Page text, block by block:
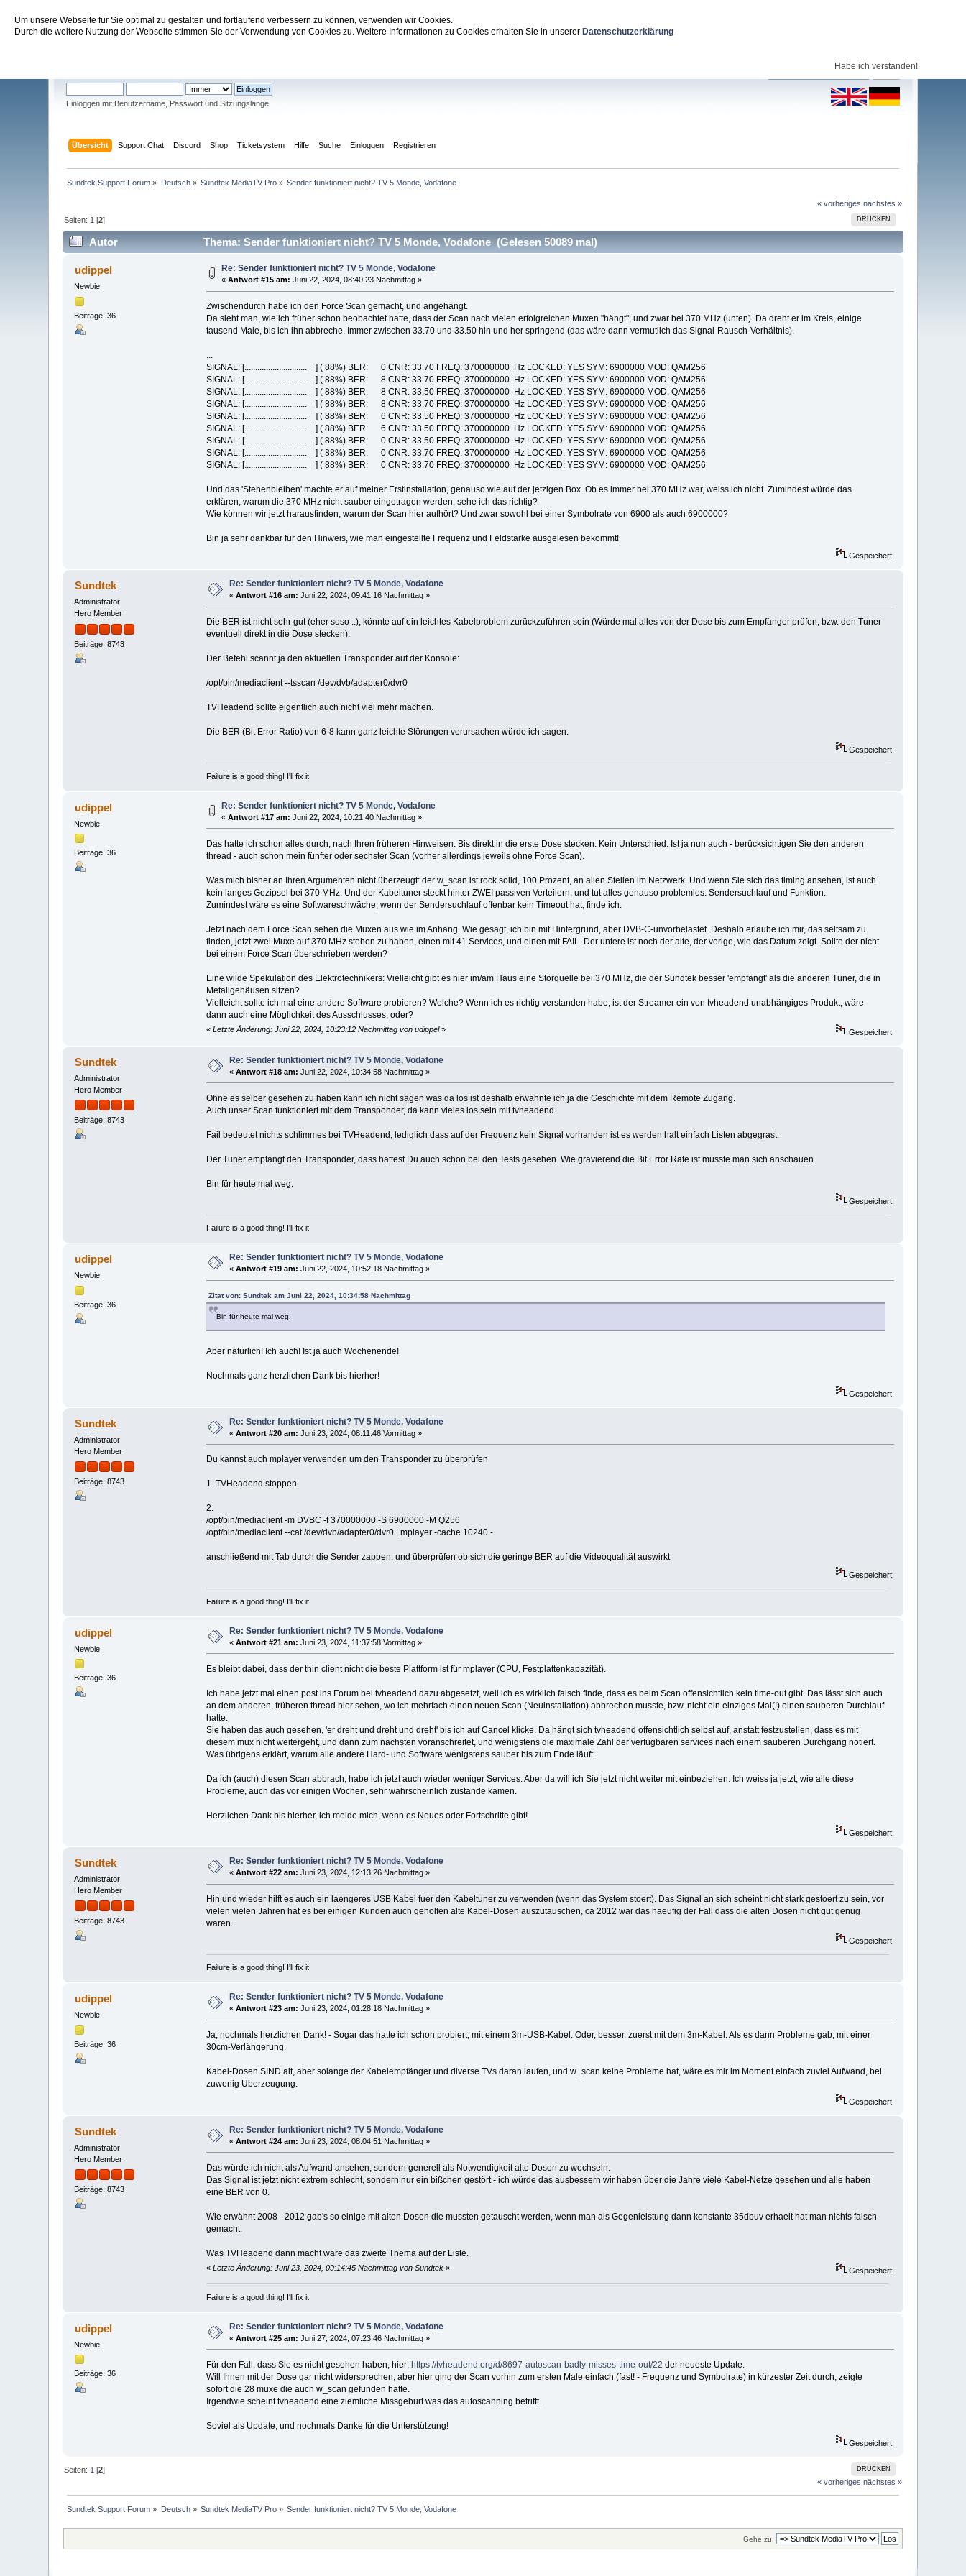
Um unsere Webseite für Sie optimal zu gestalten und fortlaufend verbessern zu können, verwenden wir Cookies.
Durch die weitere Nutzung der Webseite stimmen Sie der Verwendung von Cookies zu. Weitere Informationen zu Cookies erhalten Sie in unserer Datenschutzerklärung
Habe ich verstanden!
Sundtek Support Forum
Einloggen mit Benutzername, Passwort und Sitzungslänge
Übersicht Support Chat Discord Shop Ticketsystem Hilfe Suche Einloggen Registrieren
Sundtek Support Forum » Deutsch» Sundtek MediaTV Pro » Sender funktioniert nicht? TV 5 Monde, Vodafone
« vorheriges nächstes »
DRUCKEN
Seiten: 1 [2]
Autor Thema: Sender funktioniert nicht? TV 5 Monde, Vodafone (Gelesen 50089 mal)
udippel
Newbie
Beiträge: 36
Re: Sender funktioniert nicht? TV 5 Monde, Vodafone
«Antwort #15 am: Juni 22, 2024, 08:40:23 Nachmittag »
Zwischendurch habe ich den Force Scan gemacht, und angehängt.
Da sieht man, wie ich früher schon beobachtet hatte, dass der Scan nach vielen erfolgreichen Muxen "hängt", und zwar bei 370 MHz (unten). Da dreht er im Kreis, einige
tausend Male, bis ich ihn abbreche. Immer zwischen 33.70 und 33.50 hin und her springend (das wäre dann vermutlich das Signal-Rausch-Verhältnis).
...
SIGNAL: [............................. ] ( 88%) BER: 0 CNR: 33.70 FREQ: 370000000 Hz LOCKED: YES SYM: 6900000 MOD: QAM256
SIGNAL: [............................. ] ( 88%) BER: 8 CNR: 33.70 FREQ: 370000000 Hz LOCKED: YES SYM: 6900000 MOD: QAM256
SIGNAL: [............................. ] ( 88%) BER: 8 CNR: 33.50 FREQ: 370000000 Hz LOCKED: YES SYM: 6900000 MOD: QAM256
SIGNAL: [............................. ] ( 88%) BER: 8 CNR: 33.70 FREQ: 370000000 Hz LOCKED: YES SYM: 6900000 MOD: QAM256
SIGNAL: [............................. ] ( 88%) BER: 6 CNR: 33.50 FREQ: 370000000 Hz LOCKED: YES SYM: 6900000 MOD: QAM256
SIGNAL: [............................. ] ( 88%) BER: 6 CNR: 33.50 FREQ: 370000000 Hz LOCKED: YES SYM: 6900000 MOD: QAM256
SIGNAL: [............................. ] ( 88%) BER: 0 CNR: 33.50 FREQ: 370000000 Hz LOCKED: YES SYM: 6900000 MOD: QAM256
SIGNAL: [............................. ] ( 88%) BER: 0 CNR: 33.70 FREQ: 370000000 Hz LOCKED: YES SYM: 6900000 MOD: QAM256
SIGNAL: [............................. ] ( 88%) BER: 0 CNR: 33.70 FREQ: 370000000 Hz LOCKED: YES SYM: 6900000 MOD: QAM256
Und das 'Stehenbleiben' machte er auf meiner Erstinstallation, genauso wie auf der jetzigen Box. Ob es immer bei 370 MHz war, weiss ich nicht. Zumindest würde das
erklären, warum die 370 MHz nicht sauber eingetragen werden; sehe ich das richtig?
Wie können wir jetzt harausfinden, warum der Scan hier aufhört? Und zwar sowohl bei einer Symbolrate von 6900 als auch 6900000?
Bin ja sehr dankbar für den Hinweis, wie man eingestellte Frequenz und Feldstärke ausgelesen bekommt!
Gespeichert
Sundtek
Administrator
Hero Member
Beiträge: 8743
Re: Sender funktioniert nicht? TV 5 Monde, Vodafone
«Antwort #16 am: Juni 22, 2024, 09:41:16 Nachmittag »
Die BER ist nicht sehr gut (eher soso ..), könnte auf ein leichtes Kabelproblem zurückzuführen sein (Würde mal alles von der Dose bis zum Empfänger prüfen, bzw. den Tuner
eventuell direkt in die Dose stecken).
Der Befehl scannt ja den aktuellen Transponder auf der Konsole:
/opt/bin/mediaclient --tsscan /dev/dvb/adapter0/dvr0
TVHeadend sollte eigentlich auch nicht viel mehr machen.
Die BER (Bit Error Ratio) von 6-8 kann ganz leichte Störungen verursachen würde ich sagen.
Gespeichert
Failure is a good thing! I'll fix it
udippel
Newbie
Beiträge: 36
Re: Sender funktioniert nicht? TV 5 Monde, Vodafone
«Antwort #17 am: Juni 22, 2024, 10:21:40 Nachmittag »
Das hatte ich schon alles durch, nach Ihren früheren Hinweisen. Bis direkt in die erste Dose stecken. Kein Unterschied. Ist ja nun auch - berücksichtigen Sie den anderen
thread - auch schon mein fünfter oder sechster Scan (vorher allerdings jeweils ohne Force Scan).
Was mich bisher an Ihren Argumenten nicht überzeugt: der w_scan ist rock solid, 100 Prozent, an allen Stellen im Netzwerk. Und wenn Sie sich das timing ansehen, ist auch
kein langes Gezipsel bei 370 MHz. Und der Kabeltuner steckt hinter ZWEI passiven Verteilern, und tut alles genauso problemlos: Sendersuchlauf und Funktion.
Zumindest wäre es eine Softwareschwäche, wenn der Sendersuchlauf offenbar kein Timeout hat, finde ich.
Jetzt nach dem Force Scan sehen die Muxen aus wie im Anhang. Wie gesagt, ich bin mit Hintergrund, aber DVB-C-unvorbelastet. Deshalb erlaube ich mir, das seltsam zu
finden, jetzt zwei Muxe auf 370 MHz stehen zu haben, einen mit 41 Services, und einen mit FAIL. Der untere ist noch der alte, der vorige, wie das Datum zeigt. Sollte der nicht
bei einem Force Scan überschrieben werden?
Eine wilde Spekulation des Elektrotechnikers: Vielleicht gibt es hier im/am Haus eine Störquelle bei 370 MHz, die der Sundtek besser 'empfängt' als die anderen Tuner, die in
Metallgehäusen sitzen?
Vielleicht sollte ich mal eine andere Software probieren? Welche? Wenn ich es richtig verstanden habe, ist der Streamer ein von tvheadend unabhängiges Produkt, wäre
dann auch eine Möglichkeit des Ausschlusses, oder?
« Letzte Änderung: Juni 22, 2024, 10:23:12 Nachmittag von udippel» Gespeichert
Sundtek
Administrator
Hero Member
Beiträge: 8743
Re: Sender funktioniert nicht? TV 5 Monde, Vodafone
«Antwort #18 am: Juni 22, 2024, 10:34:58 Nachmittag »
Ohne es selber gesehen zu haben kann ich nicht sagen was da los ist deshalb erwähnte ich ja die Geschichte mit dem Remote Zugang.
Auch unser Scan funktioniert mit dem Transponder, da kann vieles los sein mit tvheadend.
Fail bedeutet nichts schlimmes bei TVHeadend, lediglich dass auf der Frequenz kein Signal vorhanden ist es werden halt einfach Listen abgegrast.
Der Tuner empfängt den Transponder, dass hattest Du auch schon bei den Tests gesehen. Wie gravierend die Bit Error Rate ist müsste man sich anschauen.
Bin für heute mal weg.
Gespeichert
Failure is a good thing! I'll fix it
udippel
Newbie
Beiträge: 36
Re: Sender funktioniert nicht? TV 5 Monde, Vodafone
«Antwort #19 am: Juni 22, 2024, 10:52:18 Nachmittag »
Zitat von: Sundtek am Juni 22, 2024, 10:34:58 Nachmittag
Bin für heute mal weg.
Aber natürlich! Ich auch! Ist ja auch Wochenende!
Nochmals ganz herzlichen Dank bis hierher!
Gespeichert
Sundtek
Administrator
Hero Member
Beiträge: 8743
Re: Sender funktioniert nicht? TV 5 Monde, Vodafone
«Antwort #20 am: Juni 23, 2024, 08:11:46 Vormittag »
Du kannst auch mplayer verwenden um den Transponder zu überprüfen
1. TVHeadend stoppen.
2.
/opt/bin/mediaclient -m DVBC -f 370000000 -S 6900000 -M Q256
/opt/bin/mediaclient --cat /dev/dvb/adapter0/dvr0 | mplayer -cache 10240 -
anschließend mit Tab durch die Sender zappen, und überprüfen ob sich die geringe BER auf die Videoqualität auswirkt
Gespeichert
Failure is a good thing! I'll fix it
udippel
Newbie
Beiträge: 36
Re: Sender funktioniert nicht? TV 5 Monde, Vodafone
«Antwort #21 am: Juni 23, 2024, 11:37:58 Vormittag »
Es bleibt dabei, dass der thin client nicht die beste Plattform ist für mplayer (CPU, Festplattenkapazität).
Ich habe jetzt mal einen post ins Forum bei tvheadend dazu abgesetzt, weil ich es wirklich falsch finde, dass es beim Scan offensichtlich kein time-out gibt. Das lässt sich auch
an dem anderen, früheren thread hier sehen, wo ich mehrfach einen neuen Scan (Neuinstallation) abbrechen musste, bzw. nicht ein einziges Mal(!) einen sauberen Durchlauf
hatte.
Sie haben das auch gesehen, 'er dreht und dreht und dreht' bis ich auf Cancel klicke. Da hängt sich tvheadend offensichtlich selbst auf, anstatt festzustellen, dass es mit
diesem mux nicht weitergeht, und dann zum nächsten voranschreitet, und wenigstens die maximale Zahl der verfügbaren services nach einem sauberen Durchgang notiert.
Was übrigens erklärt, warum alle andere Hard- und Software wenigstens sauber bis zum Ende läuft.
Da ich (auch) diesen Scan abbrach, habe ich jetzt auch wieder weniger Services. Aber da will ich Sie jetzt nicht weiter mit einbeziehen. Ich weiss ja jetzt, wie alle diese
Probleme, auch das vor einigen Wochen, sehr wahrscheinlich zustande kamen.
Herzlichen Dank bis hierher, ich melde mich, wenn es Neues oder Fortschritte gibt!
Gespeichert
Sundtek
Administrator
Hero Member
Beiträge: 8743
Re: Sender funktioniert nicht? TV 5 Monde, Vodafone
«Antwort #22 am: Juni 23, 2024, 12:13:26 Nachmittag »
Hin und wieder hilft es auch ein laengeres USB Kabel fuer den Kabeltuner zu verwenden (wenn das System stoert). Das Signal an sich scheint nicht stark gestoert zu sein, vor
vielen vielen Jahren hat es bei einigen Kunden auch geholfen alte Kabel-Dosen auszutauschen, ca 2012 war das haeufig der Fall dass die alten Dosen nicht gut genug
waren.
Gespeichert
Failure is a good thing! I'll fix it
udippel
Newbie
Beiträge: 36
Re: Sender funktioniert nicht? TV 5 Monde, Vodafone
«Antwort #23 am: Juni 23, 2024, 01:28:18 Nachmittag »
Ja, nochmals herzlichen Dank! - Sogar das hatte ich schon probiert, mit einem 3m-USB-Kabel. Oder, besser, zuerst mit dem 3m-Kabel. Als es dann Probleme gab, mit einer
30cm-Verlängerung.
Kabel-Dosen SIND alt, aber solange der Kabelempfänger und diverse TVs daran laufen, und w_scan keine Probleme hat, wäre es mir im Moment einfach zuviel Aufwand, bei
zuwenig Überzeugung.
Gespeichert
Sundtek
Administrator
Hero Member
Beiträge: 8743
Re: Sender funktioniert nicht? TV 5 Monde, Vodafone
«Antwort #24 am: Juni 23, 2024, 08:04:51 Nachmittag »
Das würde ich nicht als Aufwand ansehen, sondern generell als Notwendigkeit alte Dosen zu wechseln.
Das Signal ist jetzt nicht extrem schlecht, sondern nur ein bißchen gestört - ich würde das ausbessern wir haben über die Jahre viele Kabel-Netze gesehen und alle haben
eine BER von 0.
Wie erwähnt 2008 - 2012 gab's so einige mit alten Dosen die mussten getauscht werden, wenn man als Gegenleistung dann konstante 35dbuv erhaelt hat man nichts falsch
gemacht.
Was TVHeadend dann macht wäre das zweite Thema auf der Liste.
« Letzte Änderung: Juni 23, 2024, 09:14:45 Nachmittag von Sundtek» Gespeichert
Failure is a good thing! I'll fix it
udippel
Newbie
Beiträge: 36
Re: Sender funktioniert nicht? TV 5 Monde, Vodafone
«Antwort #25 am: Juni 27, 2024, 07:23:46 Nachmittag »
Für den Fall, dass Sie es nicht gesehen haben, hier: https://tvheadend.org/d/8697-autoscan-badly-misses-time-out/22 der neueste Update.
Will Ihnen mit der Dose gar nicht widersprechen, aber hier ging der Scan vorhin zum ersten Male einfach (fast! - Frequenz und Symbolrate) in kürzester Zeit durch, zeigte
sofort die 28 muxe die auch w_scan gefunden hatte.
Irgendwie scheint tvheadend eine ziemliche Missgeburt was das autoscanning betrifft.
Soviel als Update, und nochmals Danke für die Unterstützung!
Gespeichert
DRUCKEN
Seiten: 1 [2]
« vorheriges nächstes »
Sundtek Support Forum » Deutsch» Sundtek MediaTV Pro » Sender funktioniert nicht? TV 5 Monde, Vodafone
Gehe zu: